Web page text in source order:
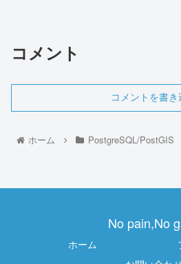
コメント
コメントを書き
ホーム PostgreSQL/PostGIS
No pain,No
ホーム